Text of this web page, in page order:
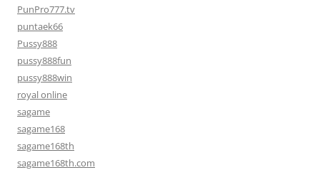
PunPro777.tv
puntaek66
Pussy888
pussy888fun
pussy888win
royal online
sagame
sagame168
sagame168th
sagame168th.com